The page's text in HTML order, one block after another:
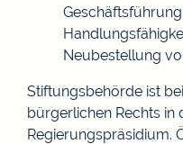
Neubestellung
Stiftungsbehörde ist
bürgerlichen Rechts in
Regierungspräsidium.